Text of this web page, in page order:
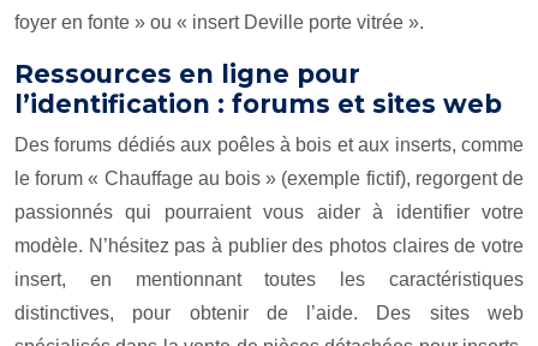
foyer en fonte » ou « insert Deville porte vitrée ».
Ressources en ligne pour
l’identification : forums et sites web
Des forums dédiés aux poêles à bois et aux inserts, comme
le forum « Chauffage au bois » (exemple fictif), regorgent de
passionnés qui pourraient vous aider à identifier votre
modèle. N’hésitez pas à publier des photos claires de votre
insert, en mentionnant toutes les caractéristiques
distinctives, pour obtenir de l’aide. Des sites web